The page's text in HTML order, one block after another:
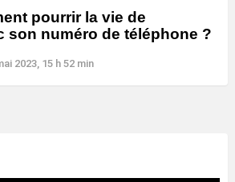
pourrir la vie de
son numéro de téléphone ?
2023, 15 h 52 min